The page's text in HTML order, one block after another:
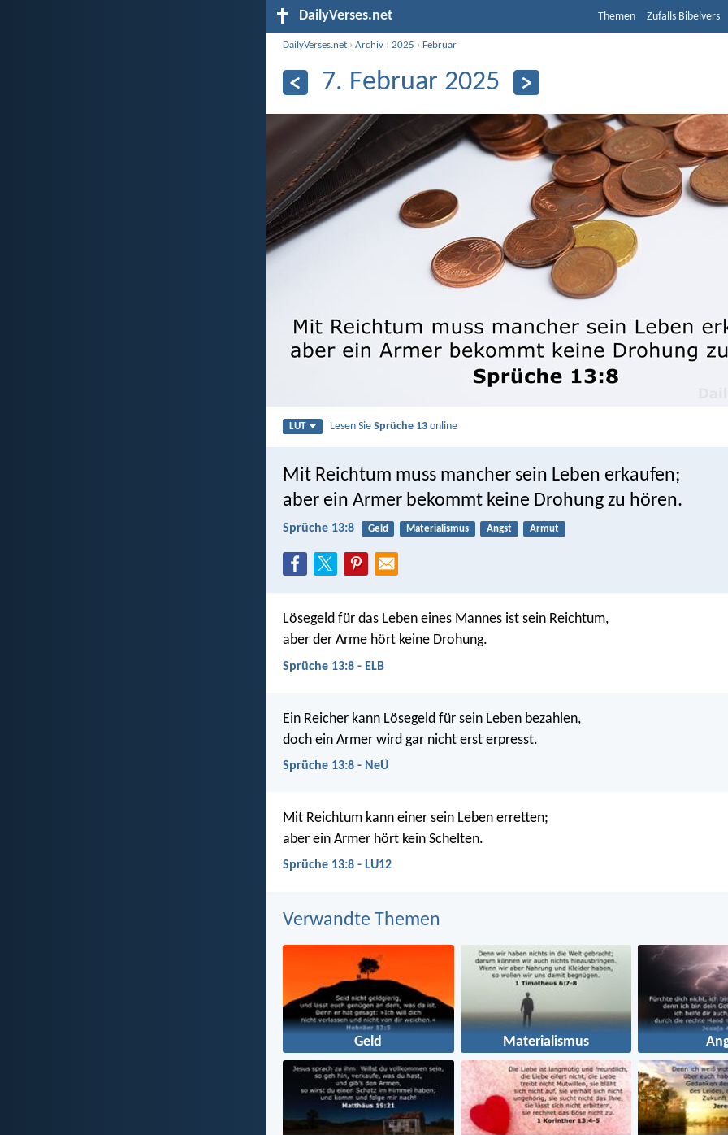
DailyVerses.net Themen Zufalls Bibelvers
DailyVerses.net ›Archiv ›2025 ›Februar
7. Februar 2025
LUT Lesen SieSprüche 13 online
Mit Reichtum muss mancher sein Leben erkaufen;
aber ein Armer bekommt keine Drohung zu hören.
Sprüche 13:8 Geld Materialismus Angst Armut
Lösegeld für das Leben eines Mannes ist sein Reichtum,
aber der Arme hört keine Drohung.
Sprüche 13:8 - ELB
Ein Reicher kann Lösegeld für sein Leben bezahlen,
doch ein Armer wird gar nicht erst erpresst.
Sprüche 13:8 - NeÜ
Mit Reichtum kann einer sein Leben erretten;
aber ein Armer hört kein Schelten.
Sprüche 13:8 - LU12
Verwandte Themen
Geld Materialismus